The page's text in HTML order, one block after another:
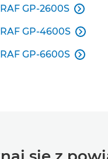
GP-2600S 
GP-4600S 
GP-6600S 